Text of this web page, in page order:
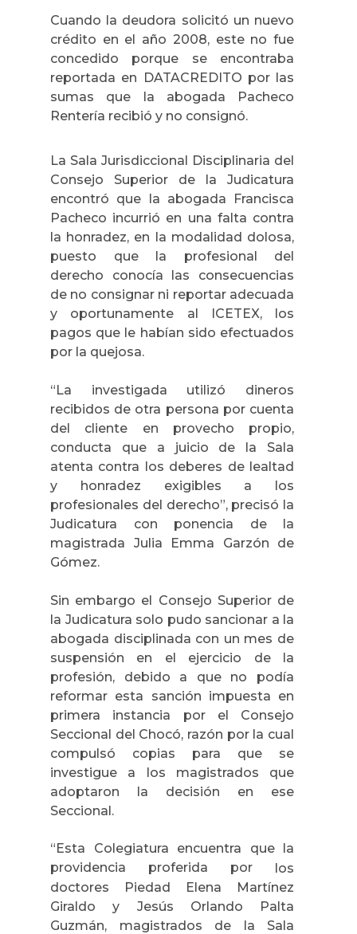
Cuando la deudora solicitó un nuevo
crédito en el año 2008, este no fue
concedido porque se encontraba
reportada en DATACREDITO por las
sumas que la abogada Pacheco
Rentería recibió y no consignó.
La Sala Jurisdiccional Disciplinaria del
Consejo Superior de la Judicatura
encontró que la abogada Francisca
Pacheco incurrió en una falta contra
la honradez, en la modalidad dolosa,
puesto que la profesional del
derecho conocía las consecuencias
de no consignar ni reportar adecuada
y oportunamente al ICETEX, los
pagos que le habían sido efectuados
por la quejosa.
“La investigada utilizó dineros
recibidos de otra persona por cuenta
del cliente en provecho propio,
conducta que a juicio de la Sala
atenta contra los deberes de lealtad
y honradez exigibles a los
profesionales del derecho”, precisó la
Judicatura con ponencia de la
magistrada Julia Emma Garzón de
Gómez.
Sin embargo el Consejo Superior de
la Judicatura solo pudo sancionar a la
abogada disciplinada con un mes de
suspensión en el ejercicio de la
profesión, debido a que no podía
reformar esta sanción impuesta en
primera instancia por el Consejo
Seccional del Chocó, razón por la cual
compulsó copias para que se
investigue a los magistrados que
adoptaron la decisión en ese
Seccional.
“Esta Colegiatura encuentra que la
providencia proferida por los
doctores Piedad Elena Martínez
Giraldo y Jesús Orlando Palta
Guzmán, magistrados de la Sala